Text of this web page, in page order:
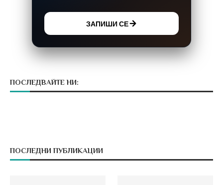
ЗАПИШИ СЕ
ПОСЛЕДВАЙТЕ НИ:
ПОСЛЕДНИ ПУБЛИКАЦИИ